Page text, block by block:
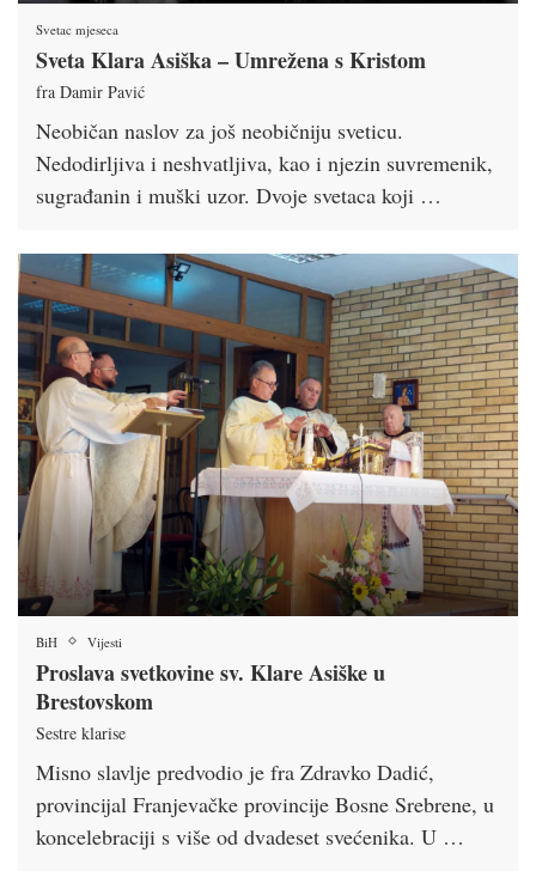
Svetac mjeseca
Sveta Klara Asiška – Umrežena s Kristom
fra Damir Pavić
Neobičan naslov za još neobičniju sveticu.
Nedodirljiva i neshvatljiva, kao i njezin suvremenik,
sugrađanin i muški uzor. Dvoje svetaca koji …
BiH Vijesti
Proslava svetkovine sv. Klare Asiške u
Brestovskom
Sestre klarise
Misno slavlje predvodio je fra Zdravko Dadić,
provincijal Franjevačke provincije Bosne Srebrene, u
koncelebraciji s više od dvadeset svećenika. U …